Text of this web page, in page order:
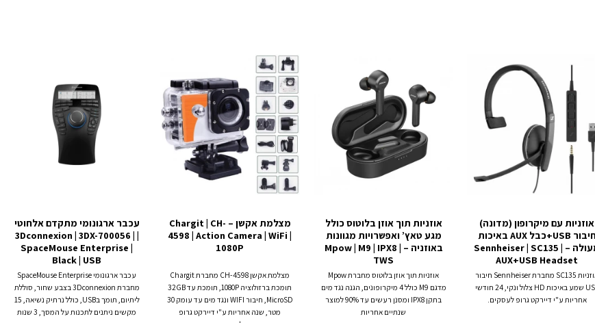
אוזניות עם מיקרופון (מדונה)
חיבור USB+כבל AUX באיכות
מעולה – Sennheiser | SC135 |
AUX+USB Headset
אוזניות SC135 מחברת Sennheiser חיבור
USB שמע באיכות HD צלול ונקי, 24 חודשי
אחריות ע"י דיירקט גרופ לעסקים.
אוזניות תוך אוזן בלוטוס כולל
מגע טאץ’ ואפשרויות מגוונות
באוזניה – Mpow | M9 | IPX8 |
TWS
אוזניות תוך אוזן בלוטוס מחברת Mpow
מדגם M9 כולל 4 מיקרופונים, הגנה נגד מים
בתקן IPX8 ומסנן רעשים עד 90% למוצר
שנתיים אחריות
מצלמת אקשן – Chargit | CH-
4598 | Action Camera | WiFi |
1080P
מצלמת אקשן CH-4598 מחברת Chargit
תומכת ברזולוציה 1080P, תומכת עד 32GB
MicroSD, חיבור WIFI ונגד מים עד עומק 30
מטר, שנה אחריות ע"י דיירקט גרופ
עכבר ארגונומי מתקדם אלחוטי
| 3Dconnexion | 3DX-700056 |
SpaceMouse Enterprise |
Black | USB
עכבר ארגונומי SpaceMouse Enterprise
מחברת 3Dconnexion בצבע שחור, סוללת
ליתיום, תומך בUSB, כולל נרתיק נשיאה, 15
מקשים ניתנים לתכנות על המסך, 3 שנות